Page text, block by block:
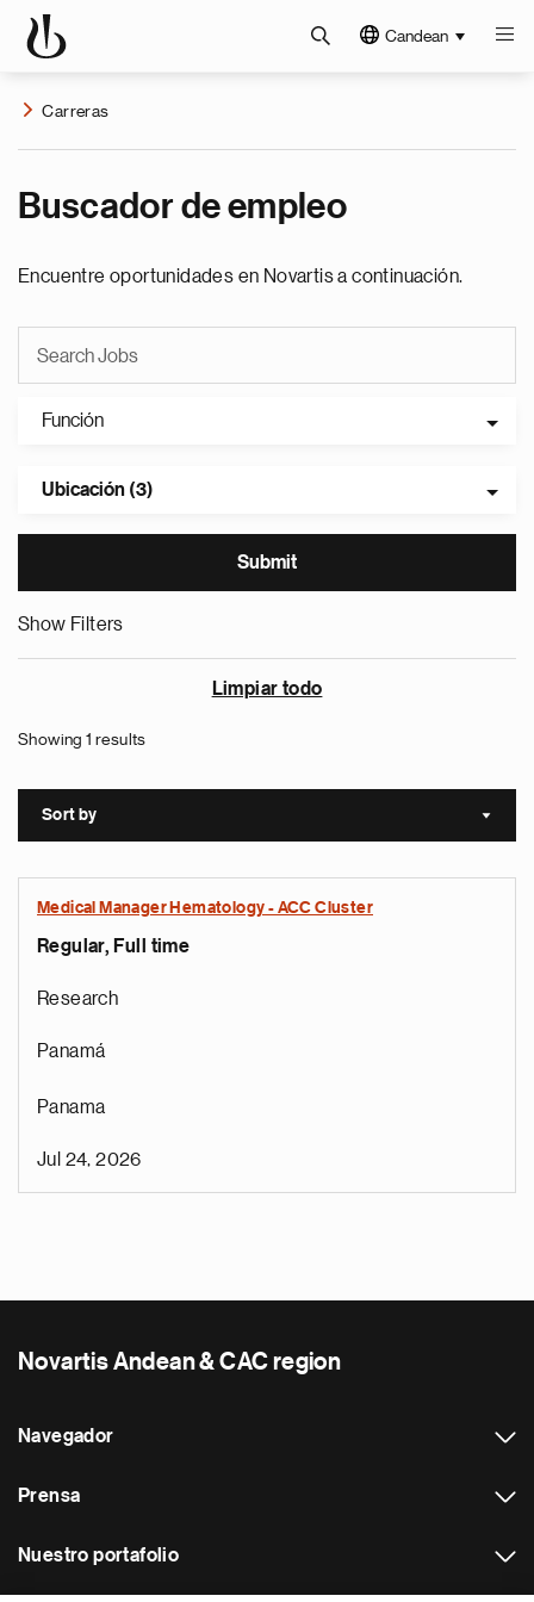
Candean
Carreras
Buscador de empleo
Encuentre oportunidades en Novartis a continuación.
Función
Ubicación (3)
Show Filters
Limpiar todo
Showing 1 results
Sort by Sort
Medical Manager Hematology - ACC Cluster
Regular, Full time
Research
Panamá
Panama
Jul 24, 2026
Novartis Andean & CAC region
Navegador
Prensa
Nuestro portafolio